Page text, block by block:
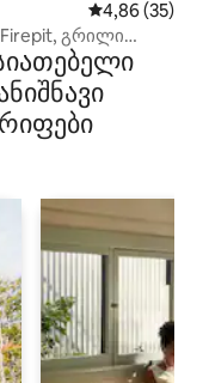
საშუალო
4,86 (35)
Firepit, გრილი